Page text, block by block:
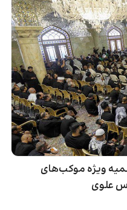
ویژه موکب‌های
علوی